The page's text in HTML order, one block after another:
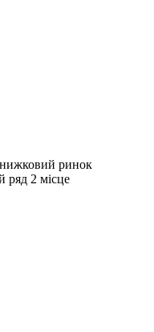
ринок
ряд 2 місце